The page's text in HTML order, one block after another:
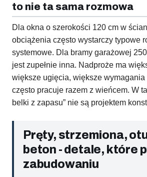
to nie ta sama rozmowa
Dla okna o szerokości 120 cm w
obciążenia często wystarczy typowe
systemowe. Dla bramy garażowej
jest zupełnie inna. Nadproże ma
większe ugięcia, większe
często pracuje razem z wieńcem. W
belki z zapasu” nie są projektem
Pręty, strzemiona,
beton - detale, które
zabudowaniu